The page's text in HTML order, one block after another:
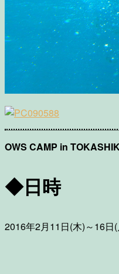
OWS CAMP in
◆日時
2016年2月11日(木)～16日